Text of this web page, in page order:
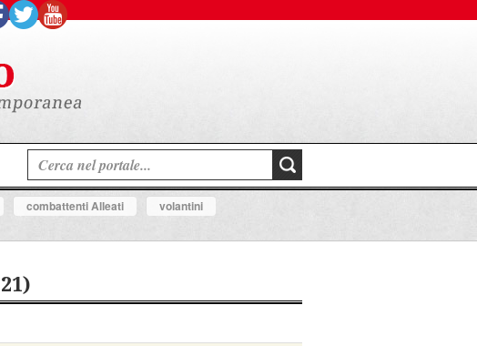
combattenti Alleati
volantini